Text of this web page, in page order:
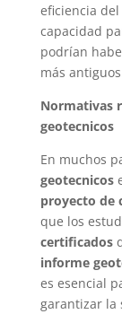
eficiencia
capacidad
podrían
más
Normativas
geotecnicos
En muchos
geotecnicos
proyecto de
que los
certificados
informe
es esencial
garantizar la